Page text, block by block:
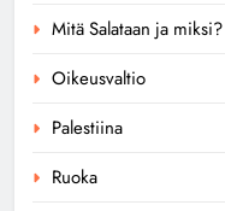
Mitä Salataan ja miksi?
Oikeusvaltio
Palestiina
Ruoka